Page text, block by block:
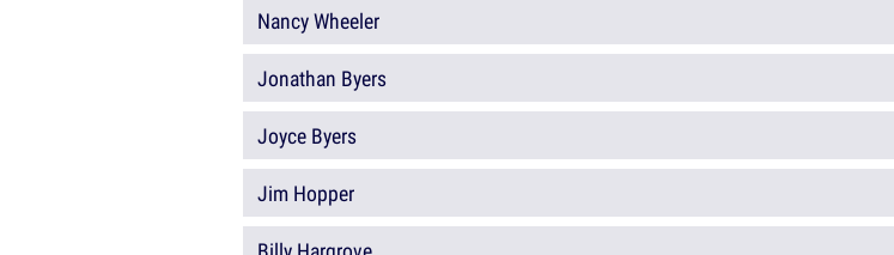
Nancy Wheeler
Jonathan Byers
Joyce Byers
Jim Hopper